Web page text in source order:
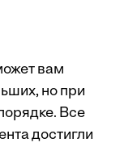
вам
но при
Все
достигли